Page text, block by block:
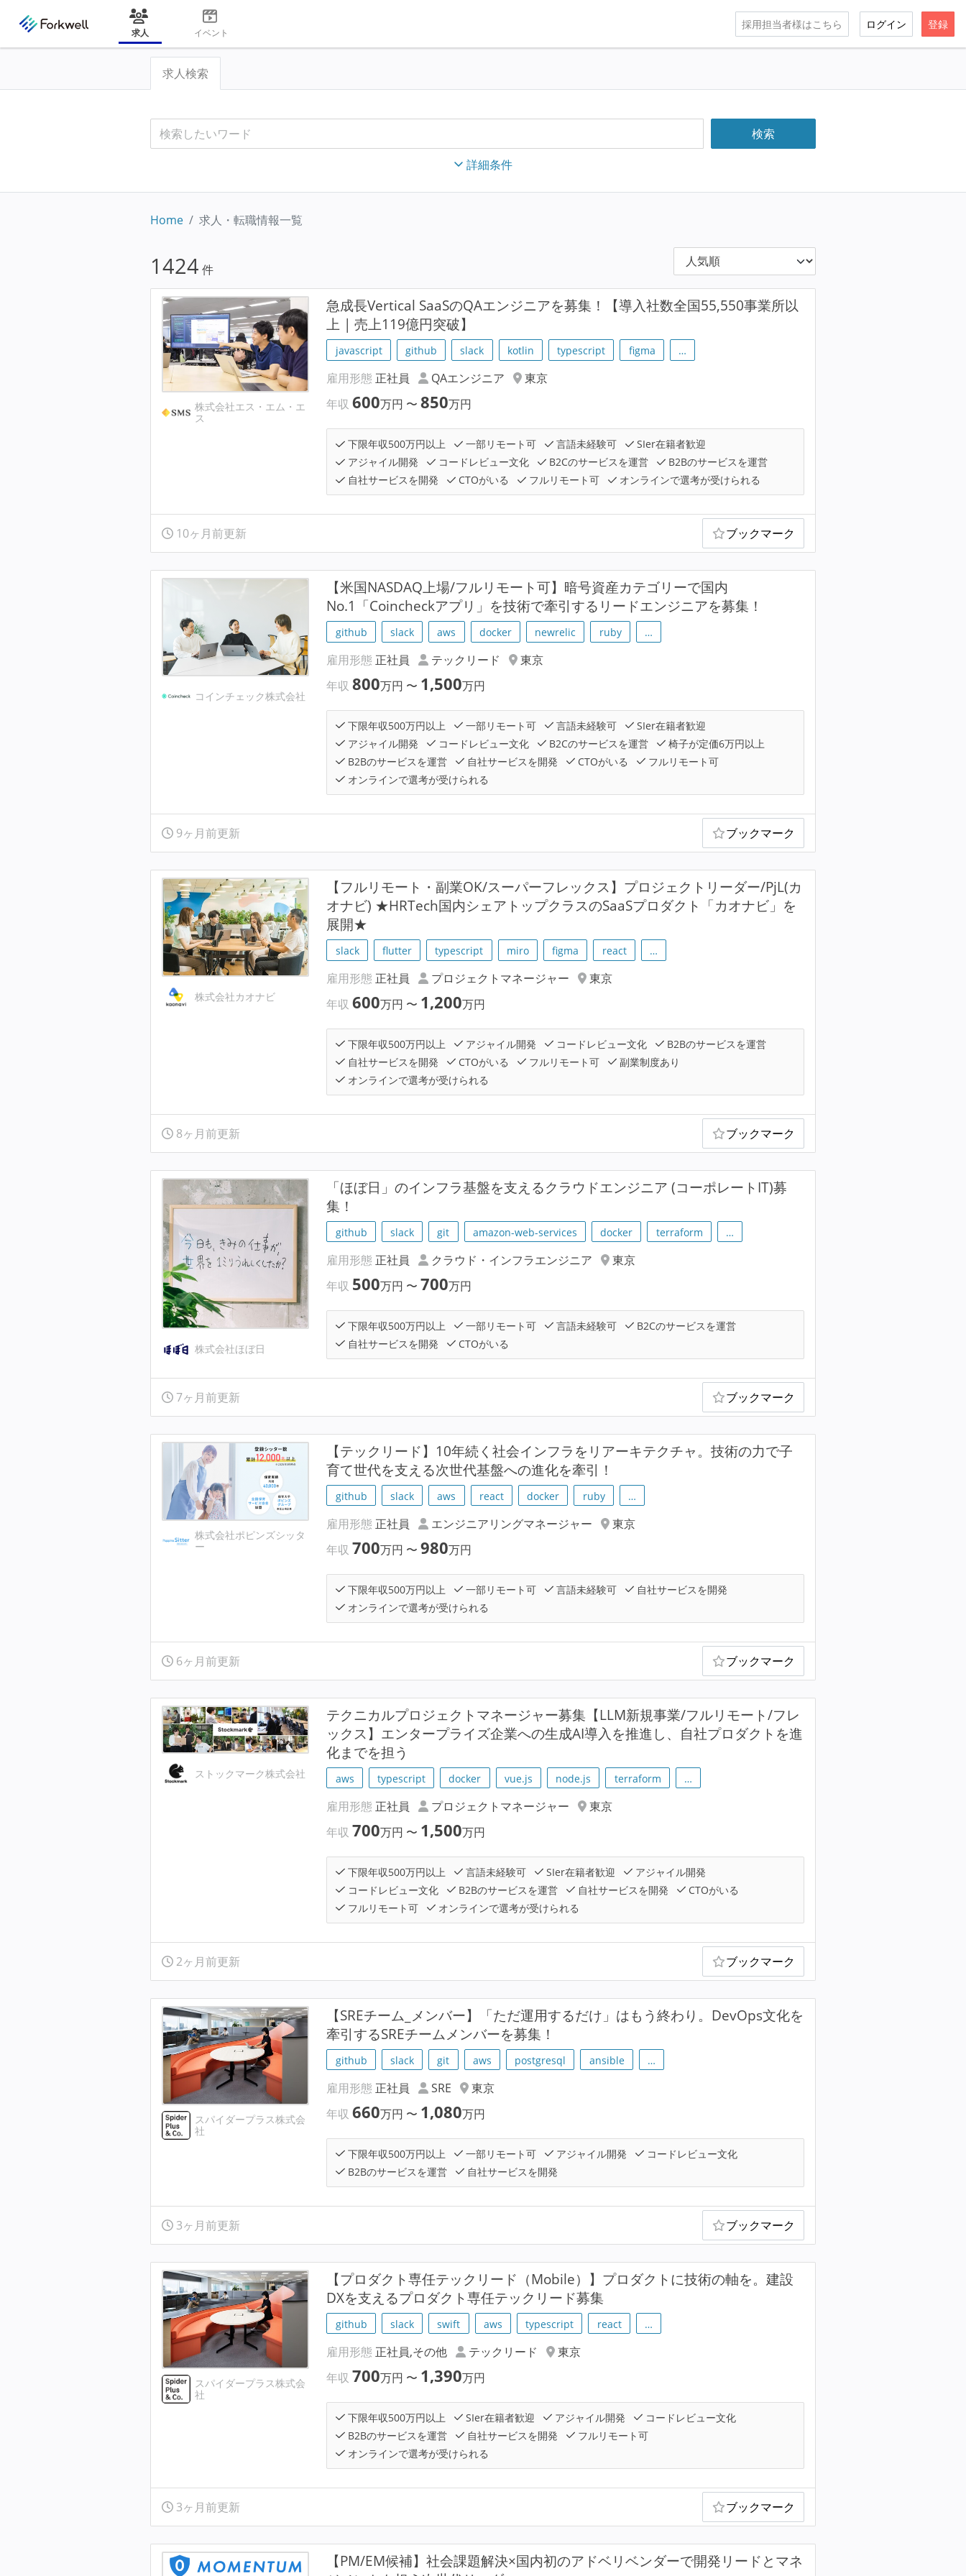
求人 イベント
採用担当者様はこちら ログイン 登録
求人検索
詳細条件
Home 求人・転職情報一覧
1424 件
株式会社エス・エム・エ
ス
急成長Vertical SaaSのQAエンジニアを募集！【導入社数全国55,550事業所以
上 | 売上119億円突破】
javascript github slack kotlin typescript figma …
雇用形態 正社員 QAエンジニア
東京
年収600万円 〜850万円
下限年収500万円以上 一部リモート可 言語未経験可
SIer在籍者歓迎
アジャイル開発
コードレビュー文化 B2Cのサービスを運営
B2Bのサービスを運営
自社サービスを開発
CTOがいる フルリモート可 オンラインで選考が受けられる
10ヶ月前更新 ブックマーク
コインチェック株式会社
【米国NASDAQ上場/フルリモート可】暗号資産カテゴリーで国内
No.1「Coincheckアプリ」を技術で牽引するリードエンジニアを募集！
github slack aws docker newrelic ruby …
雇用形態 正社員 テックリード
東京
年収800万円 〜 1,500万円
下限年収500万円以上 一部リモート可 言語未経験可
SIer在籍者歓迎
アジャイル開発
コードレビュー文化 B2Cのサービスを運営
椅子が定価6万円以上
B2Bのサービスを運営
自社サービスを開発 CTOがいる
フルリモート可
オンラインで選考が受けられる
9ヶ月前更新 ブックマーク
株式会社カオナビ
【フルリモート・副業OK/スーパーフレックス】プロジェクトリーダー/PjL(カ
オナビ) ★HRTech国内シェアトップクラスのSaaSプロダクト「カオナビ」を
展開★
slack flutter typescript miro figma react …
雇用形態 正社員 プロジェクトマネージャー
東京
年収600万円 〜 1,200万円
下限年収500万円以上 アジャイル開発 コードレビュー文化
B2Bのサービスを運営
自社サービスを開発
CTOがいる フルリモート可
副業制度あり
オンラインで選考が受けられる
8ヶ月前更新 ブックマーク
株式会社ほぼ日
「ほぼ日」のインフラ基盤を支えるクラウドエンジニア (コーポレートIT)募
集！
github slack git amazon-web-services docker terraform …
雇用形態 正社員 クラウド・インフラエンジニア
東京
年収 500万円 〜700万円
下限年収500万円以上 一部リモート可 言語未経験可
B2Cのサービスを運営
自社サービスを開発
CTOがいる
7ヶ月前更新 ブックマーク
株式会社ポピンズシッタ
ー
【テックリード】10年続く社会インフラをリアーキテクチャ。技術の力で子
育て世代を支える次世代基盤への進化を牽引！
github slack aws react docker ruby …
雇用形態 正社員 エンジニアリングマネージャー
東京
年収700万円 〜980万円
下限年収500万円以上 一部リモート可 言語未経験可
自社サービスを開発
オンラインで選考が受けられる
6ヶ月前更新 ブックマーク
ストックマーク株式会社
テクニカルプロジェクトマネージャー募集【LLM新規事業/フルリモート/フレ
ックス】エンタープライズ企業への生成AI導入を推進し、自社プロダクトを進
化までを担う
aws typescript docker vue.js node.js terraform …
雇用形態 正社員 プロジェクトマネージャー
東京
年収700万円 〜 1,500万円
下限年収500万円以上 言語未経験可 SIer在籍者歓迎
アジャイル開発
コードレビュー文化
B2Bのサービスを運営 自社サービスを開発
CTOがいる
フルリモート可
オンラインで選考が受けられる
2ヶ月前更新 ブックマーク
スパイダープラス株式会
社
【SREチーム_メンバー】「ただ運用するだけ」はもう終わり。DevOps文化を
牽引するSREチームメンバーを募集！
github slack git aws postgresql ansible …
雇用形態 正社員 SRE
東京
年収660万円 〜 1,080万円
下限年収500万円以上 一部リモート可 アジャイル開発
コードレビュー文化
B2Bのサービスを運営
自社サービスを開発
3ヶ月前更新 ブックマーク
スパイダープラス株式会
社
【プロダクト専任テックリード（Mobile）】プロダクトに技術の軸を。建設
DXを支えるプロダクト専任テックリード募集
github slack swift aws typescript react …
雇用形態 正社員,その他 テックリード
東京
年収700万円 〜 1,390万円
下限年収500万円以上 SIer在籍者歓迎 アジャイル開発
コードレビュー文化
B2Bのサービスを運営
自社サービスを開発
フルリモート可
オンラインで選考が受けられる
3ヶ月前更新 ブックマーク
【PM/EM候補】社会課題解決×国内初のアドベリベンダーで開発リードとマネ